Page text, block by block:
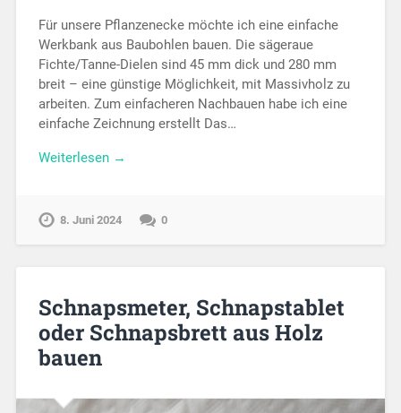
Für unsere Pflanzenecke möchte ich eine einfache
Werkbank aus Baubohlen bauen. Die sägeraue
Fichte/Tanne-Dielen sind 45 mm dick und 280 mm
breit – eine günstige Möglichkeit, mit Massivholz zu
arbeiten. Zum einfacheren Nachbauen habe ich eine
einfache Zeichnung erstellt Das…
Weiterlesen →
8. Juni 2024 0
Schnapsmeter, Schnapstablet
oder Schnapsbrett aus Holz
bauen